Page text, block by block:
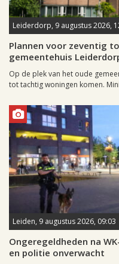
Leiderdorp, 9 augustus 2026,
Plannen voor zeventig
gemeentehuis
Op de plek van het oude
tot tachtig woningen komen.
Leiden, 9 augustus 2026, 09:03
Ongeregeldheden na
en politie onverwacht